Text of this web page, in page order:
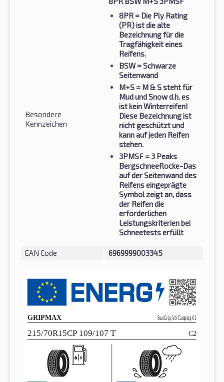
Besondere
Kennzeichen
8PR = Die Ply Rating
(PR) ist die alte
Bezeichnung für die
Tragfähigkeit eines
Reifens.
BSW= Schwarze
Seitenwand
M+S = M & S steht für
Mud und Snow d.h. es
ist kein Winterreifen!
Diese Bezeichnung ist
nicht geschützt und
kann auf jeden Reifen
stehen.
3PMSF = 3 Peaks
Bergschneeflocke-Das
auf der Seitenwand des
Reifens eingeprägte
Symbol zeigt an, dass
der Reifen die
erforderlichen
Leistungskriterien bei
Schneetests erfüllt
EAN Code 6969999003345